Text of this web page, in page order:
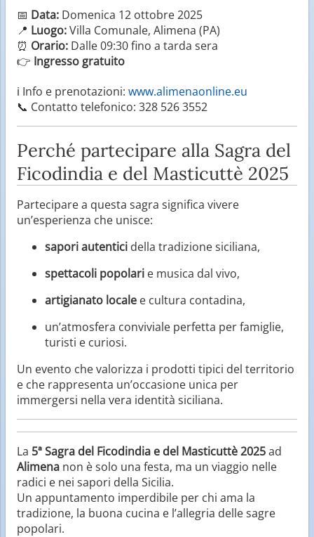
📅 Data: Domenica 12 ottobre 2025
📍 Luogo:Villa Comunale, Alimena (PA)
⏰ Orario: Dalle 09:30 fino a tarda sera
👉 Ingresso gratuito
ℹ️ Info e prenotazioni: www.alimenaonline.eu
📞 Contatto telefonico: 328 526 3552
Perché partecipare alla Sagra del
Ficodindia e del Masticuttè 2025
Partecipare a questa sagra significa vivere
un’esperienza che unisce:
sapori autentici della tradizione siciliana,
spettacoli popolari e musica dal vivo,
artigianato locale e cultura contadina,
un’atmosfera conviviale perfetta per famiglie,
turisti e curiosi.
Un evento che valorizza i prodotti tipici del territorio
e che rappresenta un’occasione unica per
immergersi nella vera identità siciliana.
La 5ª Sagra del Ficodindia e del Masticuttè 2025ad
Alimena non è solo una festa, ma un viaggio nelle
radici e nei sapori della Sicilia.
Un appuntamento imperdibile per chi ama la
tradizione, la buona cucina e l’allegria delle sagre
popolari.